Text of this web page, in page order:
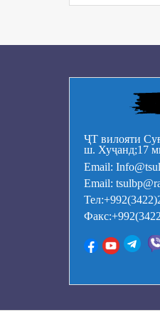
ҶТ вилояти
ш. Хуҷанд;17
Email:
Email: